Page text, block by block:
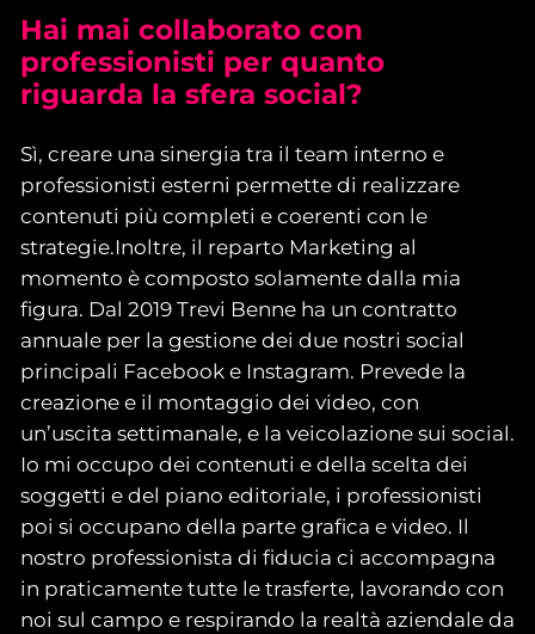
Hai mai collaborato con
professionisti per quanto
riguarda la sfera social?
Sì, creare una sinergia tra il team interno e
professionisti esterni permette di realizzare
contenuti più completi e coerenti con le
strategie.Inoltre, il reparto Marketing al
momento è composto solamente dalla mia
figura. Dal 2019 Trevi Benne ha un contratto
annuale per la gestione dei due nostri social
principali Facebook e Instagram. Prevede la
creazione e il montaggio dei video, con
un’uscita settimanale, e la veicolazione sui social.
Io mi occupo dei contenuti e della scelta dei
soggetti e del piano editoriale, i professionisti
poi si occupano della parte grafica e video. Il
nostro professionista di fiducia ci accompagna
in praticamente tutte le trasferte, lavorando con
noi sul campo e respirando la realtà aziendale da